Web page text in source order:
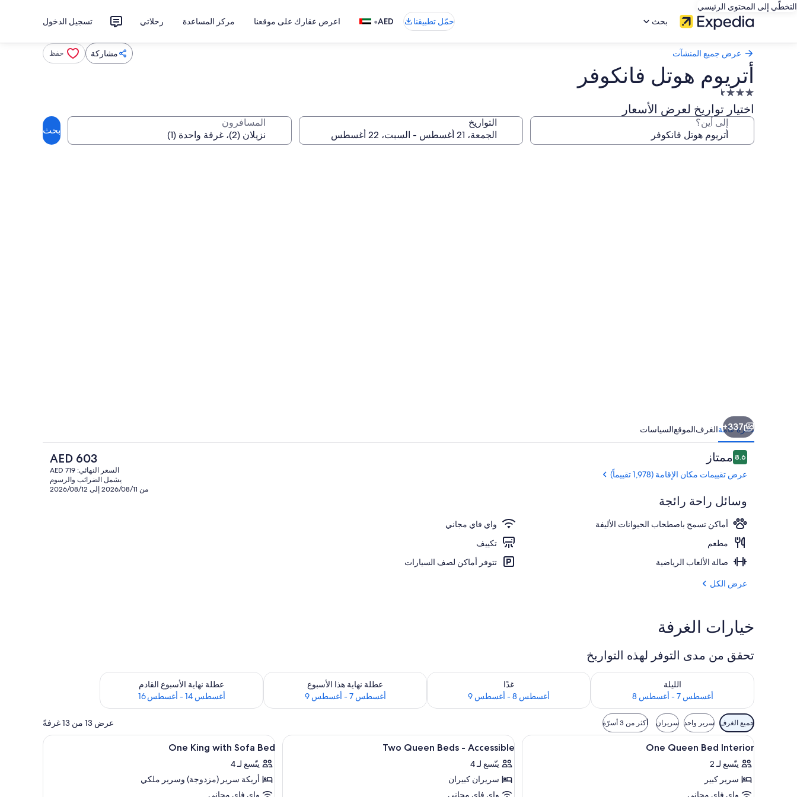
التخطّي إلى المحتوى الرئيسي
بحث
حمّل تطبيقنا AED
• اعرض عقارك على موقعنا مركز المساعدة رحلاتي تسجيل الدخول
عرض جميع المنشآت مشاركة حفظ
أتريوم هوتل فانكوفر
منشأة
فندقية
مصنفة
3.5
اختيار تواريخ لعرض الأسعار
إلى أين؟ التواريخ المسافرون
بحث
منطقة الجلوس في الردهة
337+
نظرة عامةالغرفالموقعالسياسات
التقييمات
8.68.6 من 10ممتاز
عرض تقييمات مكان الإقامة (1,978 تقييماً)
وسائل راحة رائجة
أماكن تسمح باصطحاب الحيوانات الأليفة
واي فاي مجاني
مطعم
تكييف
صالة الألعاب الرياضية
تتوفر أماكن لصف السيارات
عرض الكل
السعر
الحالي
هو
AED
AED 603
السعر النهائي: AED 719
يشمل الضرائب والرسوم
من 2026/08/11 إلى 2026/08/12
خيارات الغرفة
تحقق من مدى التوفر لهذه التواريخ
الليلة
أغسطس 7 - أغسطس 8
تحقق من مدى التوفر لليلة للفترة أغسطس 7 - أغسطس 8
غدًا
أغسطس 8 - أغسطس 9
تحقق من مدى التوفر لغد للفترة أغسطس 8 - أغسطس 9
عطلة نهاية هذا الأسبوع
أغسطس 7 - أغسطس 9
تحقق من مدى التوفر لعطلة نهاية هذا الأسبوع للفترة أغسطس 7 - أغسطس 9
عطلة نهاية الأسبوع القادم
أغسطس 14 - أغسطس 16
تحقق من مدى التوفر لعطلة نهاية الأسبوع القادم للفترة أغسطس 14 - أغسطس 16
عوامل
التصفية
المتاحة
جميع الغرف سرير واحد سريران أكثر من 3 أسرّة عرض 13 من 13 غرفةً
استعراض
جميع
صور
One
أسرّة بطبقة علوية مريحة وخزنة داخل الغرفة ومكتب
5
One Queen Bed Interior
يتّسع لـ 2
سرير كبير
واي فاي مجاني
استعراض
جميع
صور
Two
أسرّة بطبقة علوية مريحة وخزنة داخل الغرفة ومكتب
9
Two Queen Beds - Accessible
يتّسع لـ 4
سريران كبيران
واي فاي مجاني
استعراض
جميع
صور
One
أسرّة بطبقة علوية مريحة وخزنة داخل الغرفة
6
One King with Sofa Bed
يتّسع لـ 4
أريكة سرير (مزدوجة)‫‬ وسرير ملكي
واي فاي مجاني